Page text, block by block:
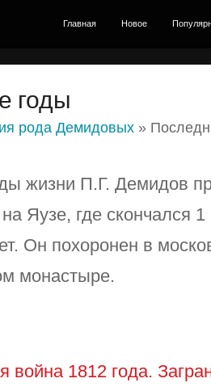
Главная Новое
годы
рода Демидовых »
жизни П.Г. Демидов
Яузе, где скончался
Он похоронен в
монастыре.
война 1812 года.